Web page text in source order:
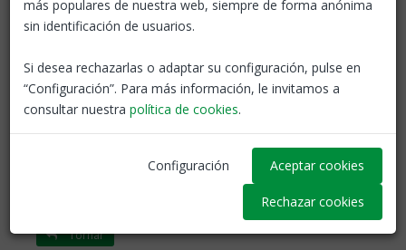
convivència a les
sistema educatiu de Catalunya que necessita el suport
polític, social i familiar.
Convivència
Acció sindical
Tornar
más populares de nuestra web, siempre de forma anónima
sin identificación de usuarios.
Si desea rechazarlas o adaptar su configuración, pulse en
“Configuración”. Para más información, le invitamos a
consultar nuestra política de cookies.
Configuración Aceptar cookies
Rechazar cookies